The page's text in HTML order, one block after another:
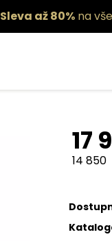
Sleva až 80% na
17
14 850